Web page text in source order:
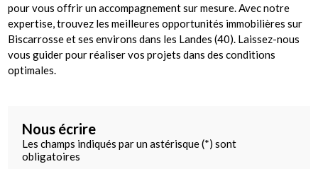
pour vous offrir un accompagnement sur mesure. Avec notre
expertise, trouvez les meilleures opportunités immobilières sur
Biscarrosse et ses environs dans les Landes (40). Laissez-nous
vous guider pour réaliser vos projets dans des conditions
optimales.
Nous écrire
Les champs indiqués par un astérisque (*) sont
obligatoires